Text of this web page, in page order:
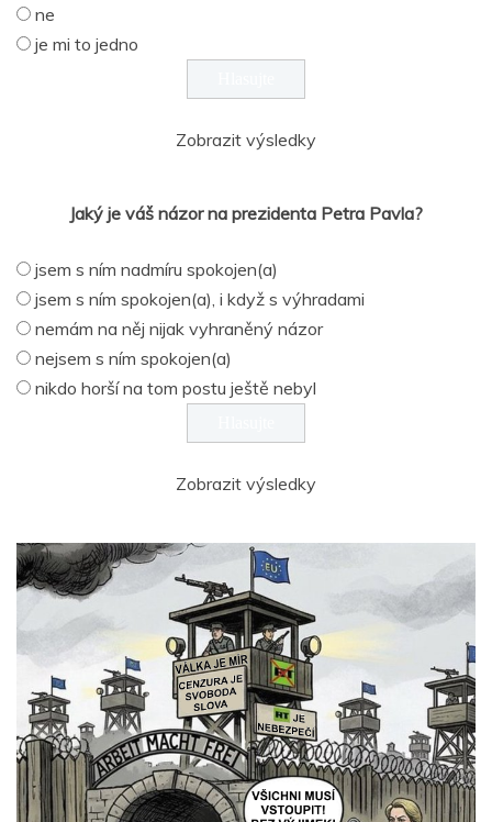
ne
je mi to jedno
Zobrazit výsledky
Jaký je váš názor na prezidenta Petra Pavla?
jsem s ním nadmíru spokojen(a)
jsem s ním spokojen(a), i když s výhradami
nemám na něj nijak vyhraněný názor
nejsem s ním spokojen(a)
nikdo horší na tom postu ještě nebyl
Zobrazit výsledky